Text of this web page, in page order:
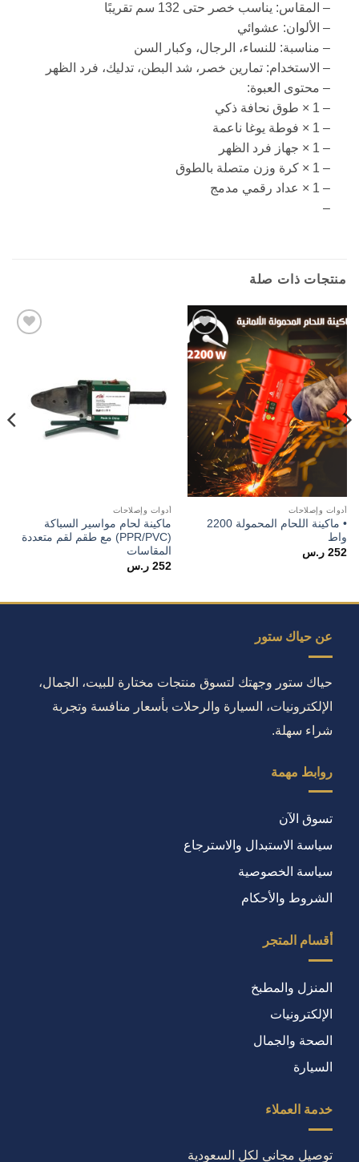
– المقاس: يناسب خصر حتى 132 سم تقريبًا
– الألوان: عشوائي
– مناسبة: للنساء، الرجال، وكبار السن
– الاستخدام: تمارين خصر، شد البطن، تدليك، فرد الظهر
– محتوى العبوة:
– 1 × طوق نحافة ذكي
– 1 × فوطة يوغا ناعمة
– 1 × جهاز فرد الظهر
– 1 × كرة وزن متصلة بالطوق
– 1 × عداد رقمي مدمج
–
منتجات ذات صلة
Add to
wishlist
أدوات وإصلاحات
• ماكينة اللحام المحمولة 2200
واط
252 ر.س
أدوات وإصلاحات
ماكينة لحام مواسير السباكة
(PPR/PVC) مع طقم لقم متعددة
المقاسات
252 ر.س
عن حياك ستور
حياك ستور وجهتك لتسوق منتجات مختارة للبيت، الجمال،
الإلكترونيات، السيارة والرحلات بأسعار منافسة وتجربة
شراء سهلة.
روابط مهمة
تسوق الآن
سياسة الاستبدال والاسترجاع
سياسة الخصوصية
الشروط والأحكام
أقسام المتجر
المنزل والمطبخ
الإلكترونيات
الصحة والجمال
السيارة
خدمة العملاء
توصيل مجاني لكل السعودية